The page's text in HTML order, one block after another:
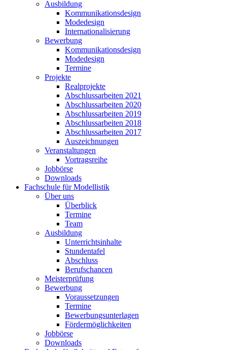
Ausbildung
Kommunikationsdesign
Modedesign
Internationalisierung
Bewerbung
Kommunikationsdesign
Modedesign
Termine
Projekte
Realprojekte
Abschlussarbeiten 2021
Abschlussarbeiten 2020
Abschlussarbeiten 2019
Abschlussarbeiten 2018
Abschlussarbeiten 2017
Auszeichnungen
Veranstaltungen
Vortragsreihe
Jobbörse
Downloads
Fachschule für Modellistik
Über uns
Überblick
Termine
Team
Ausbildung
Unterrichtsinhalte
Stundentafel
Abschluss
Berufschancen
Meisterprüfung
Bewerbung
Voraussetzungen
Termine
Bewerbungsunterlagen
Fördermöglichkeiten
Jobbörse
Downloads